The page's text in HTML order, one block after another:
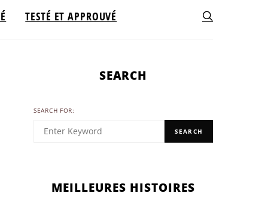
TESTÉ ET APPROUVÉ
SEARCH
SEARCH FOR:
SEARCH
MEILLEURES HISTOIRES